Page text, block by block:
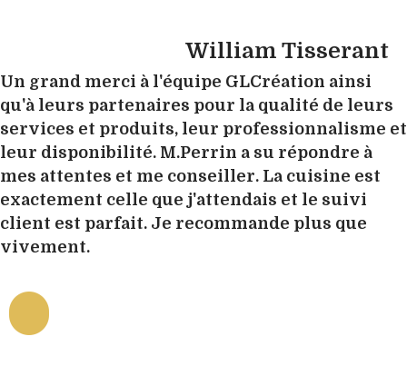
William Tisserant
Un grand merci à l'équipe GLCréation ainsi
qu'à leurs partenaires pour la qualité de leurs
services et produits, leur professionnalisme et
leur disponibilité. M.Perrin a su répondre à
mes attentes et me conseiller. La cuisine est
exactement celle que j'attendais et le suivi
client est parfait. Je recommande plus que
vivement.